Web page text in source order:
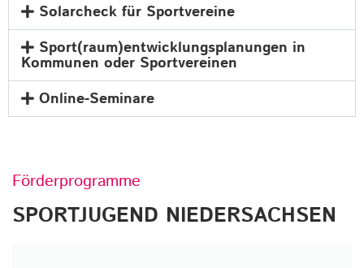
Solarcheck für Sportvereine
Sport(raum)entwicklungsplanungen in
Kommunen oder Sportvereinen
Online-Seminare
Förderprogramme
SPORTJUGEND NIEDERSACHSEN